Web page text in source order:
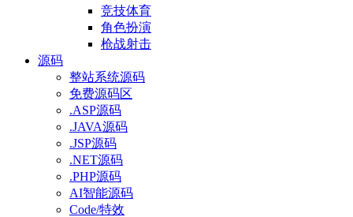
竞技体育
角色扮演
枪战射击
源码
整站系统源码
免费源码区
.ASP源码
.JAVA源码
.JSP源码
.NET源码
.PHP源码
AI智能源码
Code/特效